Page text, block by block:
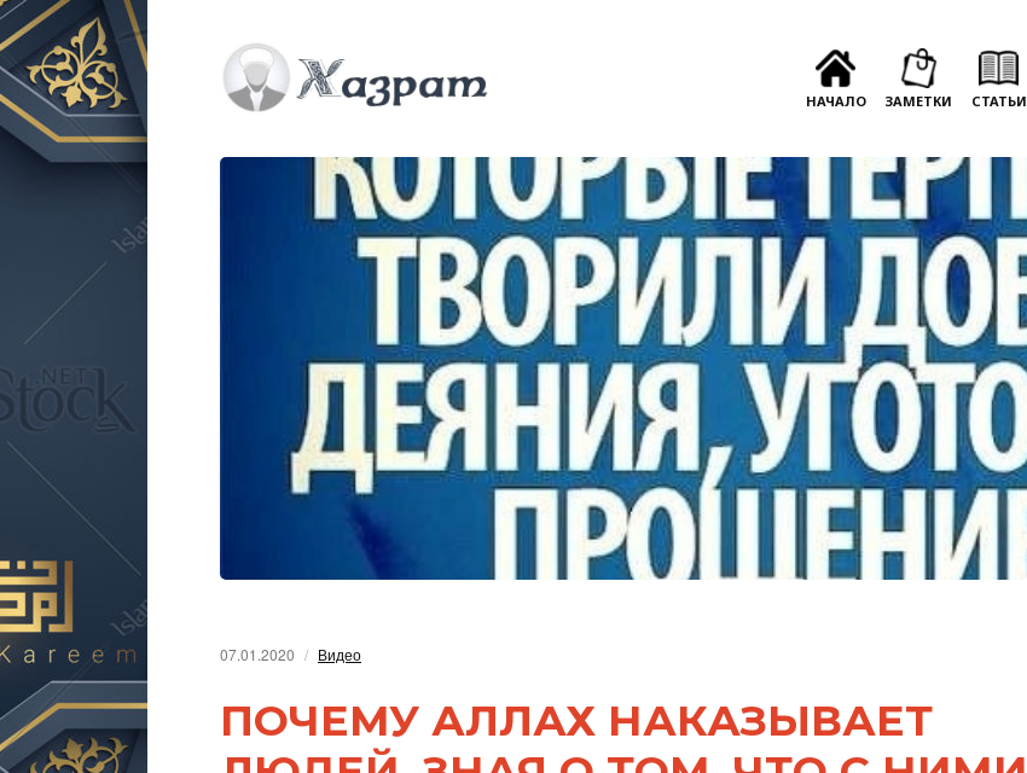
НАЧАЛО ЗАМЕТКИ СТАТЬИ
07.01.2020 Видео
ПОЧЕМУ АЛЛАХ НАКАЗЫВАЕТ